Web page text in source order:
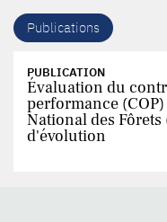
Publications
PUBLICATION
Évaluation du
performance
National des
d'évolution